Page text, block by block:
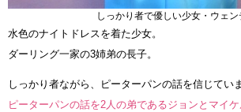
しっかり者で優しい少女・ウェン
水色のナイトドレスを着た少女。
ダーリング一家の3姉弟の長子。
しっかり者ながら、ピーターパンの話を信じていま
ピーターパンの話を2人の弟であるジョンとマイ